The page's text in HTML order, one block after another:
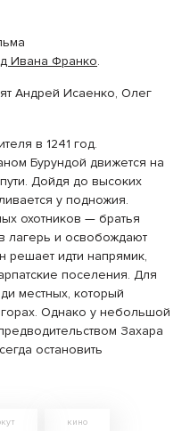
Ивана Франко.
Андрей Исаенко, Олег
в 1241 год.
Бурундой движется на
Дойдя до высоких
у подножия.
охотников — братья
лагерь и освобождают
решает идти напрямик,
поселения. Для
местных, который
Однако у небольшой
Захара
остановить
кино